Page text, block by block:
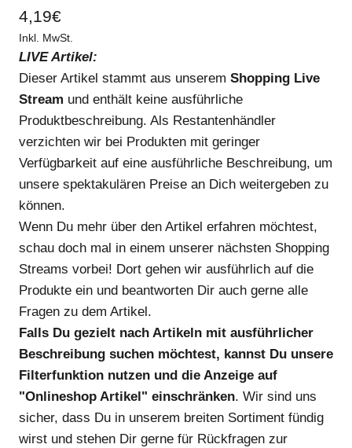
4,19€
Inkl. MwSt.
LIVE Artikel:
Dieser Artikel stammt aus unserem Shopping Live
Stream und enthält keine ausführliche
Produktbeschreibung. Als Restantenhändler
verzichten wir bei Produkten mit geringer
Verfügbarkeit auf eine ausführliche Beschreibung, um
unsere spektakulären Preise an Dich weitergeben zu
können.
Wenn Du mehr über den Artikel erfahren möchtest,
schau doch mal in einem unserer nächsten Shopping
Streams vorbei! Dort gehen wir ausführlich auf die
Produkte ein und beantworten Dir auch gerne alle
Fragen zu dem Artikel.
Falls Du gezielt nach Artikeln mit ausführlicher
Beschreibung suchen möchtest, kannst Du unsere
Filterfunktion nutzen und die Anzeige auf
"Onlineshop Artikel" einschränken. Wir sind uns
sicher, dass Du in unserem breiten Sortiment fündig
wirst und stehen Dir gerne für Rückfragen zur